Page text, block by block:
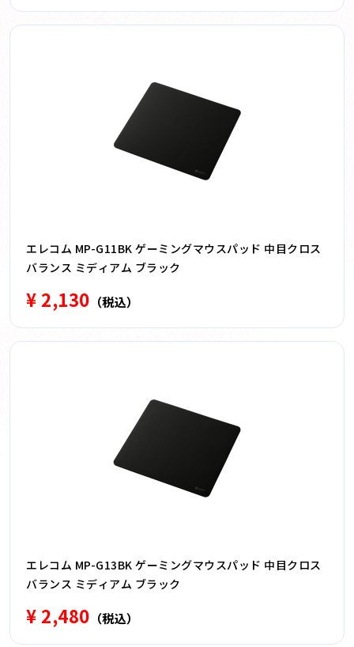
エレコム MP-G11BK ゲーミングマウスパッド 中目クロス
バランス ミディアム ブラック
¥ 2,130 （税込）
エレコム MP-G13BK ゲーミングマウスパッド 中目クロス
バランス ミディアム ブラック
¥ 2,480 （税込）